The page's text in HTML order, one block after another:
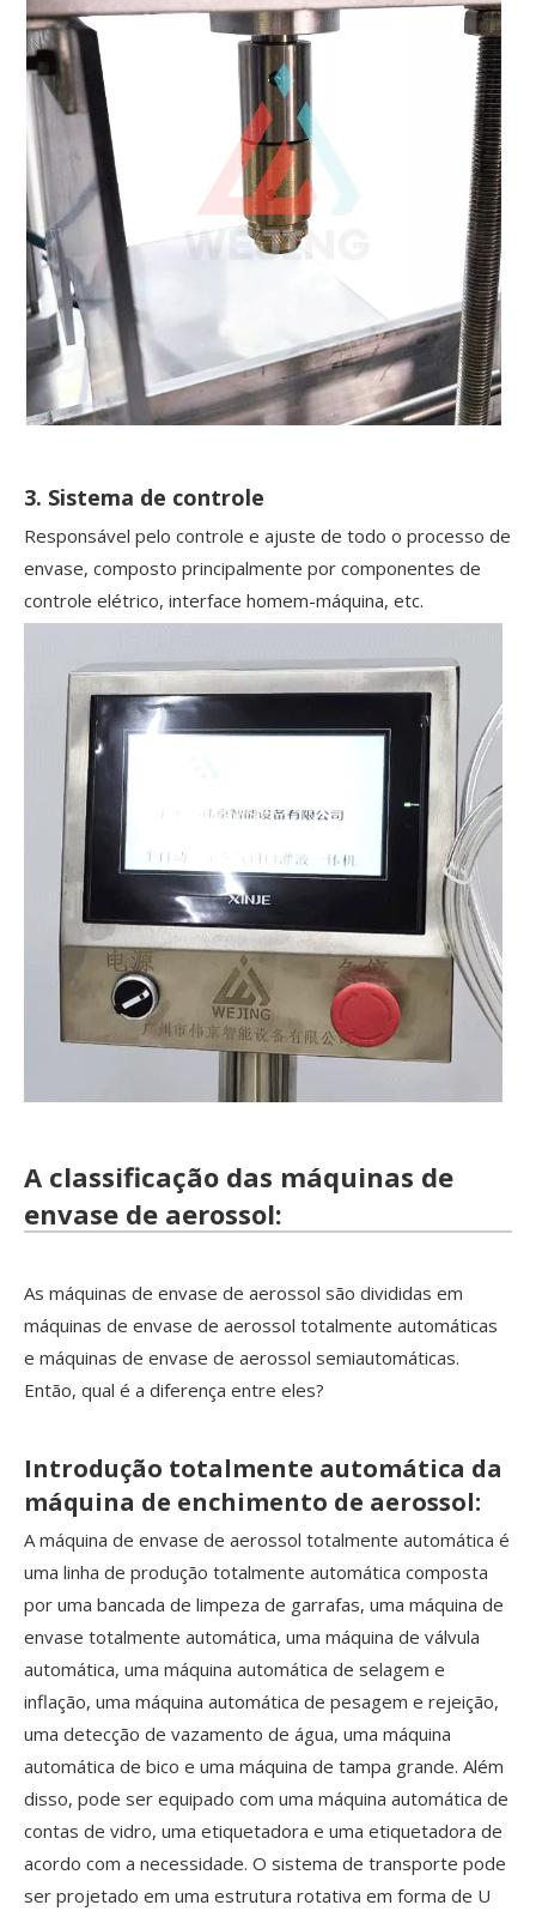
3. Sistema de controle
Responsável pelo controle e ajuste de todo o processo de
envase, composto principalmente por componentes de
controle elétrico, interface homem-máquina, etc.
A classificação das máquinas de
envase de aerossol:
As máquinas de envase de aerossol são divididas em
máquinas de envase de aerossol totalmente automáticas
e máquinas de envase de aerossol semiautomáticas.
Então, qual é a diferença entre eles?
Introdução totalmente automática da
máquina de enchimento de aerossol:
A máquina de envase de aerossol totalmente automática é
uma linha de produção totalmente automática composta
por uma bancada de limpeza de garrafas, uma máquina de
envase totalmente automática, uma máquina de válvula
automática, uma máquina automática de selagem e
inflação, uma máquina automática de pesagem e rejeição,
uma detecção de vazamento de água, uma máquina
automática de bico e uma máquina de tampa grande. Além
disso, pode ser equipado com uma máquina automática de
contas de vidro, uma etiquetadora e uma etiquetadora de
acordo com a necessidade. O sistema de transporte pode
ser projetado em uma estrutura rotativa em forma de U